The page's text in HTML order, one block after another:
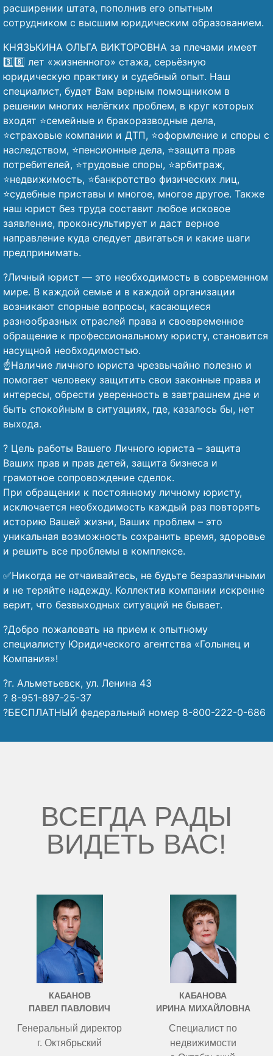
расширении штата, пополнив его опытным
сотрудником с высшим юридическим образованием.
КНЯЗЬКИНА ОЛЬГА ВИКТОРОВНА за плечами имеет
3️⃣8️⃣ лет «жизненного» стажа, серьёзную
юридическую практику и судебный опыт. Наш
специалист, будет Вам верным помощником в
решении многих нелёгких проблем, в круг которых
входят ⭐семейные и бракоразводные дела,
⭐страховые компании и ДТП, ⭐оформление и споры с
наследством, ⭐пенсионные дела, ⭐защита прав
потребителей, ⭐трудовые споры, ⭐арбитраж,
⭐недвижимость, ⭐банкротство физических лиц,
⭐судебные приставы и многое, многое другое. Также
наш юрист без труда составит любое исковое
заявление, проконсультирует и даст верное
направление куда следует двигаться и какие шаги
предпринимать.
?Личный юрист — это необходимость в современном
мире. В каждой семье и в каждой организации
возникают спорные вопросы, касающиеся
разнообразных отраслей права и своевременное
обращение к профессиональному юристу, становится
насущной необходимостью.
☝️Наличие личного юриста чрезвычайно полезно и
помогает человеку защитить свои законные права и
интересы, обрести уверенность в завтрашнем дне и
быть спокойным в ситуациях, где, казалось бы, нет
выхода.
? Цель работы Вашего Личного юриста – защита
Ваших прав и прав детей, защита бизнеса и
грамотное сопровождение сделок.
При обращении к постоянному личному юристу,
исключается необходимость каждый раз повторять
историю Вашей жизни, Ваших проблем – это
уникальная возможность сохранить время, здоровье
и решить все проблемы в комплексе.
✅Никогда не отчаивайтесь, не будьте безразличными
и не теряйте надежду. Коллектив компании искренне
верит, что безвыходных ситуаций не бывает.
?️Добро пожаловать на прием к опытному
специалисту Юридического агентства «Голынец и
Компания»!
?г. Альметьевск, ул. Ленина 43
? 8-951-897-25-37
?БЕСПЛАТНЫЙ федеральный номер 8-800-222-0-686
ВСЕГДА РАДЫ
ВИДЕТЬ ВАС!
КАБАНОВ
ПАВЕЛ ПАВЛОВИЧ
Генеральный директор
г. Октябрьский
КАБАНОВА
ИРИНА МИХАЙЛОВНА
Специалист по
недвижимости